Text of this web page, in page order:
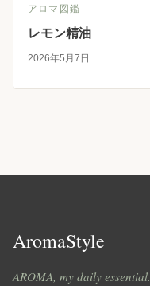
アロマ図鑑
レモン精油
2026年5月7日
AromaStyle
AROMA, my daily essential.